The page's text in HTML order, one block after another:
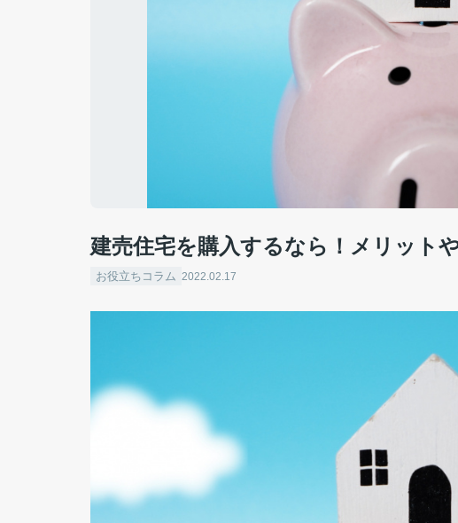
建売住宅を購入するなら！メリット
お役立ちコラム 2022.02.17